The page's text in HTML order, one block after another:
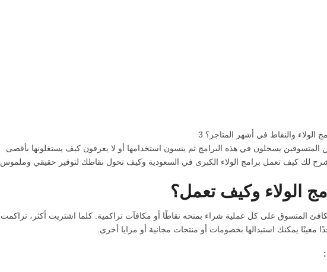
والنقاط في أشهر المتاجر؟ 3
المتسوقين يسجلون في هذه البرامج ثم ينسون استخدامها أو لا يعرفون كيف يستغلونها بأقصى
يشرح لك كيف تعمل برامج الولاء الكبرى في السعودية وكيف تحول نقاطك لتوفير حقيقي وملموس.
الولاء وكيف تعمل؟
يكافئ المتسوق على كل عملية شراء بمنحه نقاطًا أو مكافآت تراكمية. كلما اشتريت أكثر، تراكمت
معينًا يمكنك استبدالها بخصومات أو منتجات مجانية أو مزايا أخرى.